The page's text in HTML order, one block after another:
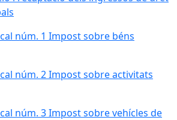
núm. 1 Impost sobre béns
núm. 2 Impost sobre activitats
núm. 3 Impost sobre vehícles de